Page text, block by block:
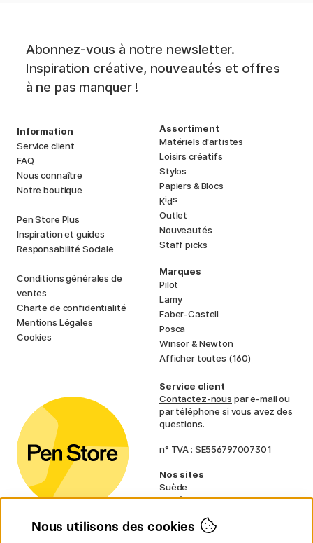
Abonnez-vous à notre newsletter.
Inspiration créative, nouveautés et offres
à ne pas manquer !
Information
Service client
FAQ
Nous connaître
Notre boutique
Pen Store Plus
Inspiration et guides
Responsabilité Sociale
Conditions générales de
ventes
Charte de confidentialité
Mentions Légales
Cookies
Assortiment
Matériels d'artistes
Loisirs créatifs
Stylos
Papiers & Blocs
Kids
Outlet
Nouveautés
Staff picks
Marques
Pilot
Lamy
Faber-Castell
Posca
Winsor & Newton
Afficher toutes (160)
Service client
Contactez-nous par e-mail ou
par téléphone si vous avez des
questions.
n° TVA : SE556797007301
Nos sites
Suède
Norvège
Finlande
Nous utilisons des cookies